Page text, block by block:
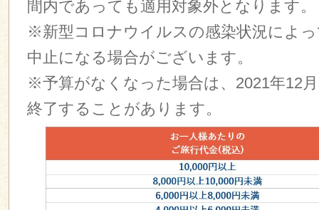
間内であっても適用対象外となります。
※新型コロナウイルスの感染状況によ
中止になる場合がございます。
※予算がなくなった場合は、2021年12
終了することがあります。